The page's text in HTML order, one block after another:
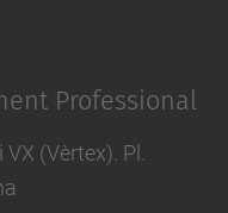
Professional
(Vèrtex). Pl.